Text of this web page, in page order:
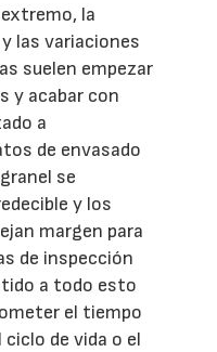
la
las variaciones
suelen empezar
y acabar con
a
de envasado
se
y los
margen para
de inspección
a todo esto
el tiempo
de vida o el